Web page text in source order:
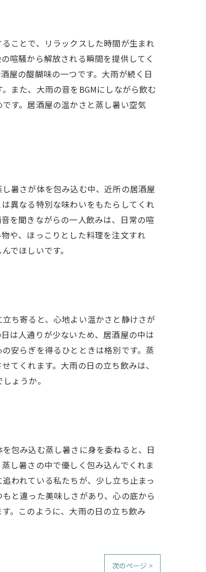
ことで、リラックスした時間が生まれ
喧騒から解放される瞬間を提供してく
屋の醍醐味の一つです。大雨が続く日
また、大雨の音をBGMにしながら飲む
す。居酒屋の温かさと蒸し暑い空気
暑さが体を包み込む中、近所の居酒屋
異なる特別な味わいをもたらしてくれ
を聞きながらの一人飲みは、日常の喧
や、ほっこりとした料理を注文すれ
でほしいです。
ち寄ると、心地よい温かさと静けさが
は人通りが少ないため、居酒屋の中は
安らぎを得るひとときは格別です。蒸
てくれます。大雨の日の立ち飲みは、
ょうか。
包み込む蒸し暑さに身を委ねると、日
し暑さの中で優しく包み込んでくれま
われている私たちが、少し立ち止まっ
と違った美味しさがあり、心の底から
。このように、大雨の日の立ち飲み
次のページ >